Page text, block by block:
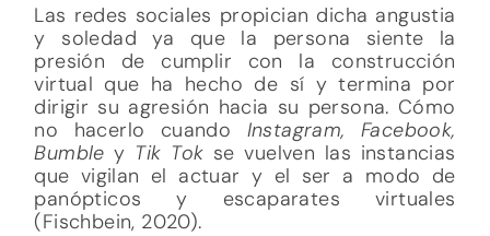
Las redes sociales propician dicha angustia
y soledad ya que la persona siente la
presión de cumplir con la construcción
virtual que ha hecho de sí y termina por
dirigir su agresión hacia su persona. Cómo
no hacerlo cuando Instagram, Facebook,
Bumble y Tik Tok se vuelven las instancias
que vigilan el actuar y el ser a modo de
panópticos y escaparates virtuales
(Fischbein, 2020).